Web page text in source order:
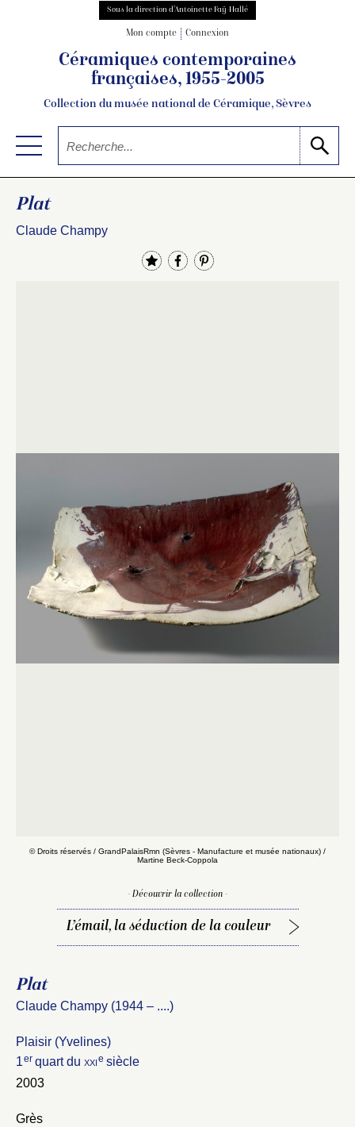
Sous la direction d’Antoinette Faÿ-Hallé
Mon compte Connexion
Céramiques contemporaines
françaises, 1955-2005
Collection du musée national de Céramique, Sèvres
Plat
Claude Champy
© Droits réservés / GrandPalaisRmn (Sèvres - Manufacture et musée nationaux) /
Martine Beck-Coppola
- Découvrir la collection -
L’émail, la séduction de la couleur
Plat
Claude Champy (1944 – ....)
Plaisir (Yvelines)
1erquart du xxie siècle
2003
Grès
Choix du dossier où ajouter la
notice
Nom du dossier
Fermer
Courriel
Mot de passe